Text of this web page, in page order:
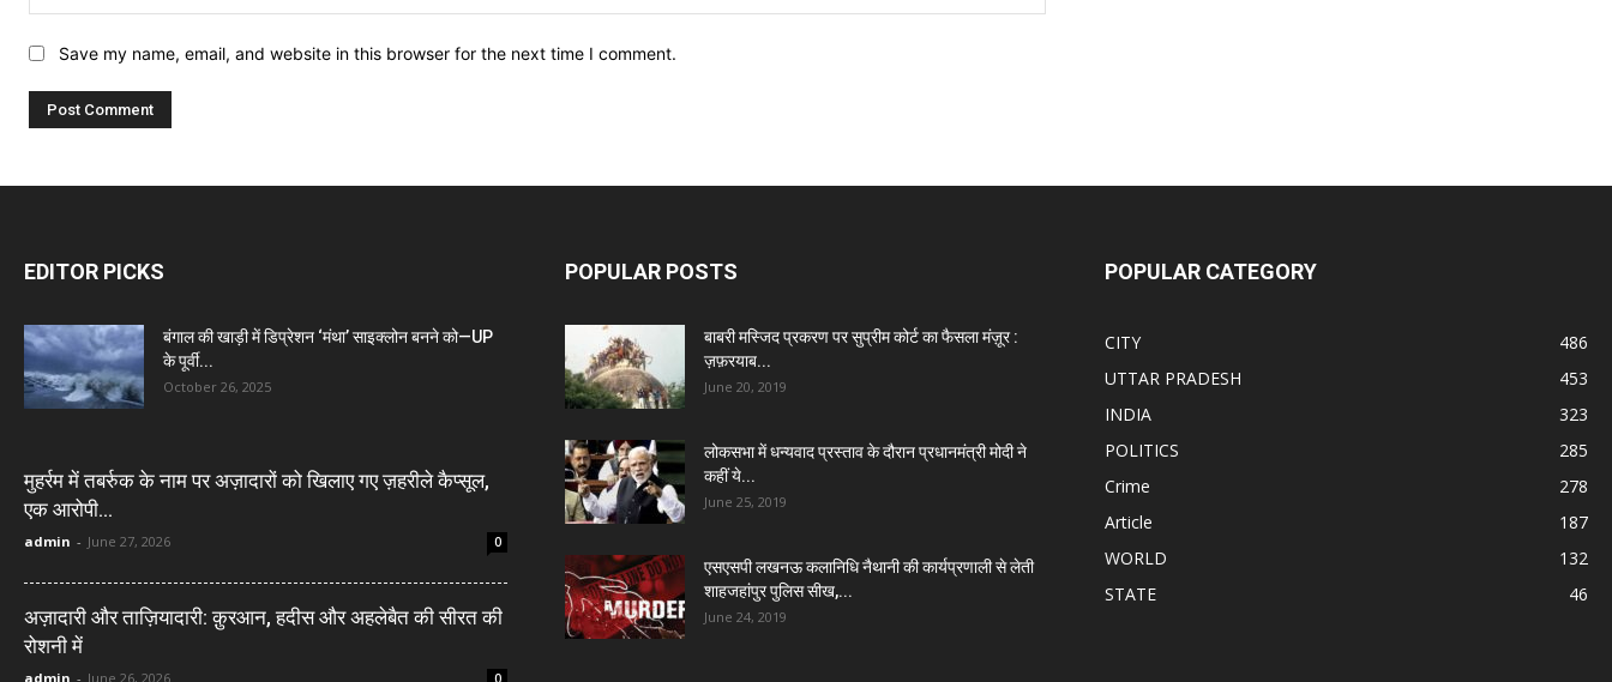
Save my name, email, and website in this browser for the next time I comment.
EDITOR PICKS
बंगाल की खाड़ी में डिप्रेशन ‘मंथा’ साइक्लोन बनने को—UP
के पूर्वी...
October 26, 2025
मुहर्रम में तबर्रुक के नाम पर अज़ादारों को खिलाए गए ज़हरीले कैप्सूल,
एक आरोपी...
admin - June 27, 2026 0
अज़ादारी और ताज़ियादारी: क़ुरआन, हदीस और अहलेबैत की सीरत की
रोशनी में
admin - June 26, 2026
POPULAR POSTS
बाबरी मस्जिद प्रकरण पर सुप्रीम कोर्ट का फैसला मंज़ूर :
ज़फ़रयाब...
June 20, 2019
लोकसभा में धन्यवाद प्रस्ताव के दौरान प्रधानमंत्री मोदी ने
कहीं ये...
June 25, 2019
एसएसपी लखनऊ कलानिधि नैथानी की कार्यप्रणाली से लेती
शाहजहांपुर पुलिस सीख,...
June 24, 2019
POPULAR CATEGORY
CITY
486
UTTAR PRADESH
453
INDIA
323
POLITICS
285
Crime
278
Article
187
WORLD
132
STATE
46